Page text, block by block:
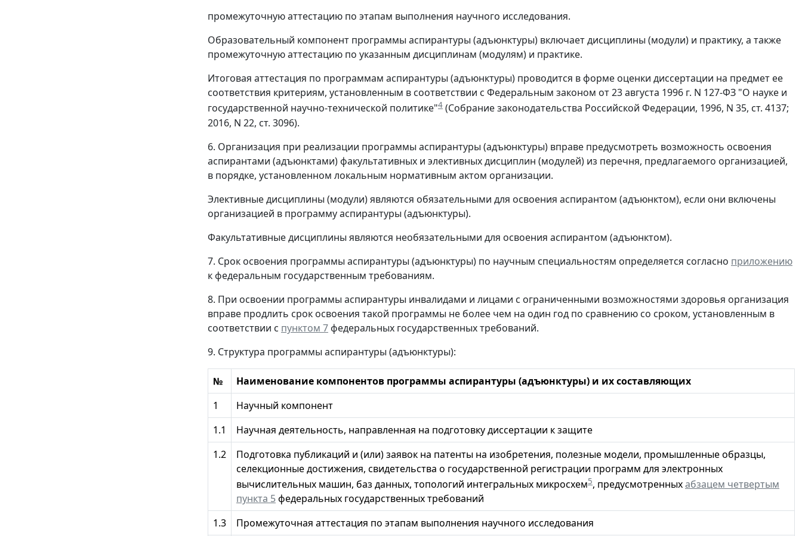
промежуточную аттестацию по этапам выполнения научного исследования.
Образовательный компонент программы аспирантуры (адъюнктуры) включает дисциплины (модули) и практику, а также
промежуточную аттестацию по указанным дисциплинам (модулям) и практике.
Итоговая аттестация по программам аспирантуры (адъюнктуры) проводится в форме оценки диссертации на предмет ее
соответствия критериям, установленным в соответствии с Федеральным законом от 23 августа 1996 г. N 127-ФЗ "О науке и
государственной научно-технической политике"4 (Собрание законодательства Российской Федерации, 1996, N 35, ст. 4137;
2016, N 22, ст. 3096).
6. Организация при реализации программы аспирантуры (адъюнктуры) вправе предусмотреть возможность освоения
аспирантами (адъюнктами) факультативных и элективных дисциплин (модулей) из перечня, предлагаемого организацией,
в порядке, установленном локальным нормативным актом организации.
Элективные дисциплины (модули) являются обязательными для освоения аспирантом (адъюнктом), если они включены
организацией в программу аспирантуры (адъюнктуры).
Факультативные дисциплины являются необязательными для освоения аспирантом (адъюнктом).
7. Срок освоения программы аспирантуры (адъюнктуры) по научным специальностям определяется согласно приложению
к федеральным государственным требованиям.
8. При освоении программы аспирантуры инвалидами и лицами с ограниченными возможностями здоровья организация
вправе продлить срок освоения такой программы не более чем на один год по сравнению со сроком, установленным в
соответствии с пунктом 7федеральных государственных требований.
9. Структура программы аспирантуры (адъюнктуры):
№
Наименование компонентов программы аспирантуры (адъюнктуры) и их составляющих
1
Научный компонент
1.1
Научная деятельность, направленная на подготовку диссертации к защите
1.2
Подготовка публикаций и (или) заявок на патенты на изобретения, полезные модели, промышленные образцы,
селекционные достижения, свидетельства о государственной регистрации программ для электронных
вычислительных машин, баз данных, топологий интегральных микросхем5, предусмотренныхабзацем четвертым
пункта 5федеральных государственных требований
1.3
Промежуточная аттестация по этапам выполнения научного исследования